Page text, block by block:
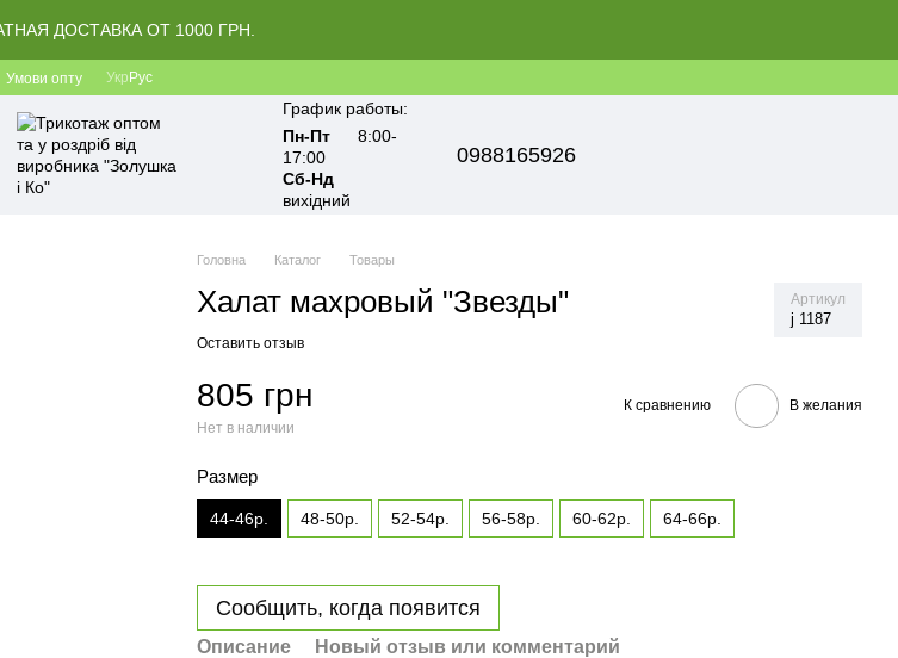
ДОСТАВКА ОТ 1000 ГРН.
Умови опту Укр Рус
График работы:
Пн-Пт
8:00-
17:00
Сб-Нд
вихідний
0988165926
Головна Каталог Товары
Халат махровый "Звезды" Артикул
j 1187
Оставить отзыв
805 грн
Нет в наличии
К сравнению В желания
Размер
44-46р. 48-50р. 52-54р. 56-58р. 60-62р. 64-66р.
Сообщить, когда появится
Описание Новый отзыв или комментарий